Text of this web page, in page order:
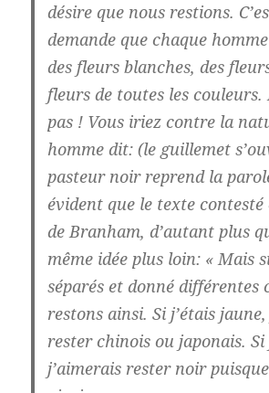
désire que nous restions.
demande que chaque
des fleurs blanches, des
fleurs de toutes les couleurs.
pas ! Vous iriez contre la
homme dit: (le guillemet
pasteur noir reprend la
évident que le texte
de Branham, d’autant plus
même idée plus loin: « Mais
séparés et donné différentes
restons ainsi. Si j’étais
rester chinois ou japonais. Si
j’aimerais rester noir